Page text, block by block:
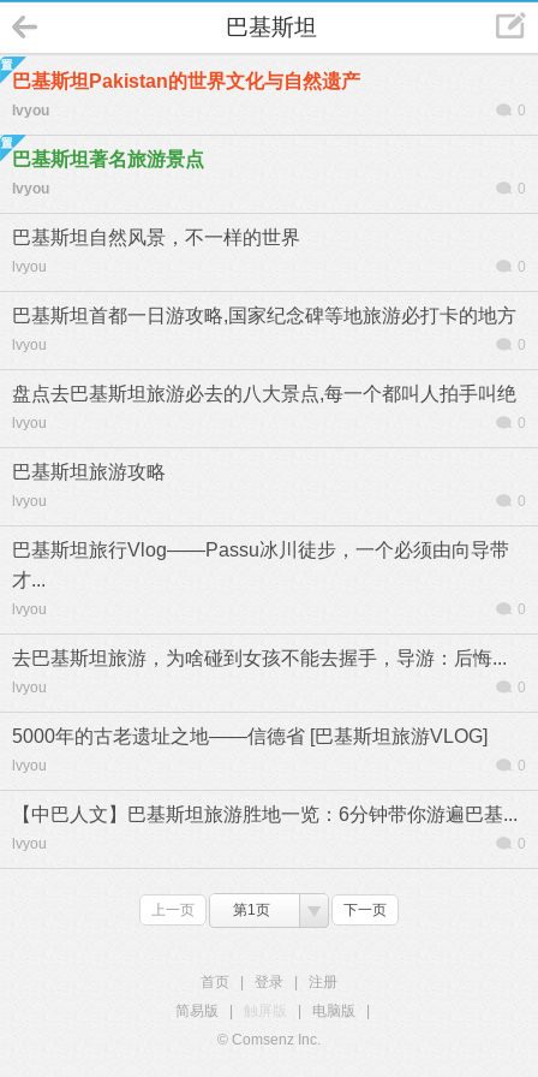
巴基斯坦
巴基斯坦Pakistan的世界文化与自然遗产
lvyou 0
巴基斯坦著名旅游景点
lvyou 0
巴基斯坦自然风景，不一样的世界
lvyou 0
巴基斯坦首都一日游攻略,国家纪念碑等地旅游必打卡的地方
lvyou 0
盘点去巴基斯坦旅游必去的八大景点,每一个都叫人拍手叫绝
lvyou 0
巴基斯坦旅游攻略
lvyou 0
巴基斯坦旅行Vlog——Passu冰川徒步，一个必须由向导带
才...
lvyou 0
去巴基斯坦旅游，为啥碰到女孩不能去握手，导游：后悔...
lvyou 0
5000年的古老遗址之地——信德省 [巴基斯坦旅游VLOG]
lvyou 0
【中巴人文】巴基斯坦旅游胜地一览：6分钟带你游遍巴基...
lvyou 0
上一页 第1页 下一页
首页 登录
注册
简易版
触屏版 电脑版
© Comsenz Inc.